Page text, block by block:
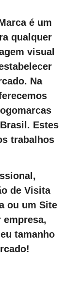
é um
qualquer
visual
Na
Estes
trabalhos
de Visita
ou um Site
empresa,
tamanho